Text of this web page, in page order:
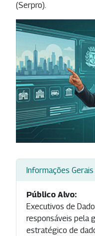
(Serpro).
Informações Gerais
Público Alvo:
Executivos de
responsáveis pela
estratégico de